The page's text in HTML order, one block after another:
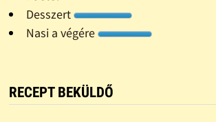
Desszert
Nasi a végére
RECEPT BEKÜLDŐ